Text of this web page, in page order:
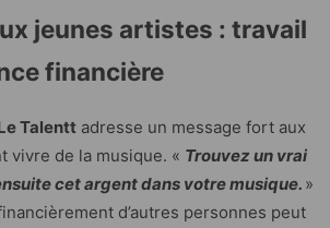
jeunes artistes : travail
financière
Talentt adresse un message fort aux
vivre de la musique. « Trouvez un vrai
cet argent dans votre musique. »
d’autres personnes peut